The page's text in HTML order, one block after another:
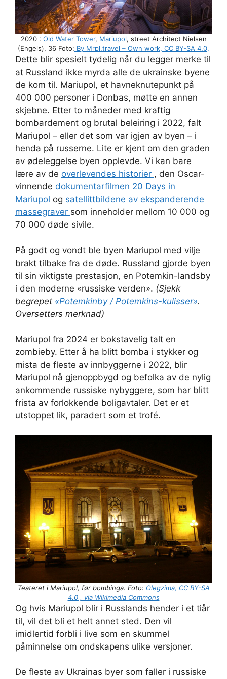
2020 : Old Water Tower, Mariupol, street Architect Nielsen
(Engels), 36 Foto: By Mrpl.travel – Own work, CC BY-SA 4.0,
Dette blir spesielt tydelig når du legger merke til
at Russland ikke myrda alle de ukrainske byene
de kom til. Mariupol, et havneknutepunkt på
400 000 personer i Donbas, møtte en annen
skjebne. Etter to måneder med kraftig
bombardement og brutal beleiring i 2022, falt
Mariupol – eller det som var igjen av byen – i
henda på russerne. Lite er kjent om den graden
av ødeleggelse byen opplevde. Vi kan bare
lære av de overlevendes historier , den Oscar-
vinnende dokumentarfilmen 20 Days in
Mariupol og satellittbildene av ekspanderende
massegraver som inneholder mellom 10 000 og
70 000 døde sivile.
På godt og vondt ble byen Mariupol med vilje
brakt tilbake fra de døde. Russland gjorde byen
til sin viktigste prestasjon, en Potemkin-landsby
i den moderne «russiske verden». (Sjekk
begrepet «Potemkinby / Potemkins-kulisser».
Oversetters merknad)
Mariupol fra 2024 er bokstavelig talt en
zombieby. Etter å ha blitt bomba i stykker og
mista de fleste av innbyggerne i 2022, blir
Mariupol nå gjenoppbygd og befolka av de nylig
ankommende russiske nybyggere, som har blitt
frista av forlokkende boligavtaler. Det er et
utstoppet lik, paradert som et trofé.
Teateret i Mariupol, før bombinga. Foto: Olegzima, CC BY-SA
4.0 , via Wikimedia Commons
Og hvis Mariupol blir i Russlands hender i et tiår
til, vil det bli et helt annet sted. Den vil
imidlertid forbli i live som en skummel
påminnelse om ondskapens ulike versjoner.
De fleste av Ukrainas byer som faller i russiske